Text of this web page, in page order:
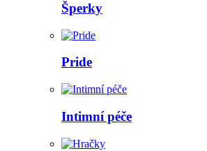
Šperky
Pride
Intimní péče